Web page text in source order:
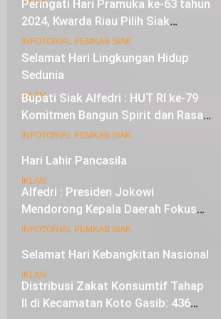
Selamat Hari Lingkungan Hidup
Sedunia
IKLAN
Hari Lahir Pancasila
IKLAN
Selamat Hari Kebangkitan Nasional
IKLAN
2024, Kwarda Riau Pilih Siak
Sebagai Tuan Rumah
INFOTORIAL PEMKAB SIAK
Bupati Siak Alfedri : HUT RI ke-79
Komitmen Bangun Spirit dan Rasa
Nasionalisme
INFOTORIAL PEMKAB SIAK
Alfedri : Presiden Jokowi
Mendorong Kepala Daerah Fokus
pada Inflasi dan Pilkada Serentak
INFOTORIAL PEMKAB SIAK
Distribusi Zakat Konsumtif Tahap
II di Kecamatan Koto Gasib: 436